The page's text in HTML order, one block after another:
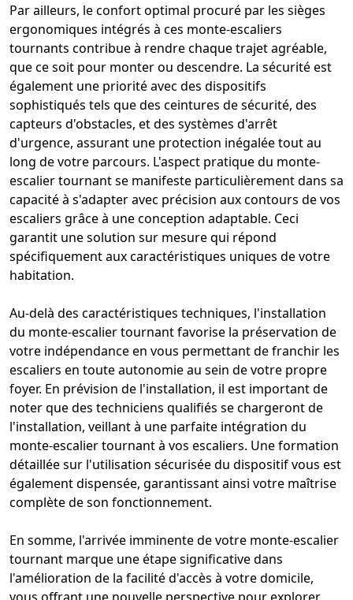
Par ailleurs, le confort optimal procuré par les sièges
ergonomiques intégrés à ces monte-escaliers
tournants contribue à rendre chaque trajet agréable,
que ce soit pour monter ou descendre. La sécurité est
également une priorité avec des dispositifs
sophistiqués tels que des ceintures de sécurité, des
capteurs d'obstacles, et des systèmes d'arrêt
d'urgence, assurant une protection inégalée tout au
long de votre parcours. L'aspect pratique du monte-
escalier tournant se manifeste particulièrement dans sa
capacité à s'adapter avec précision aux contours de vos
escaliers grâce à une conception adaptable. Ceci
garantit une solution sur mesure qui répond
spécifiquement aux caractéristiques uniques de votre
habitation.
Au-delà des caractéristiques techniques, l'installation
du monte-escalier tournant favorise la préservation de
votre indépendance en vous permettant de franchir les
escaliers en toute autonomie au sein de votre propre
foyer. En prévision de l'installation, il est important de
noter que des techniciens qualifiés se chargeront de
l'installation, veillant à une parfaite intégration du
monte-escalier tournant à vos escaliers. Une formation
détaillée sur l'utilisation sécurisée du dispositif vous est
également dispensée, garantissant ainsi votre maîtrise
complète de son fonctionnement.
En somme, l'arrivée imminente de votre monte-escalier
tournant marque une étape significative dans
l'amélioration de la facilité d'accès à votre domicile,
vous offrant une nouvelle perspective pour explorer